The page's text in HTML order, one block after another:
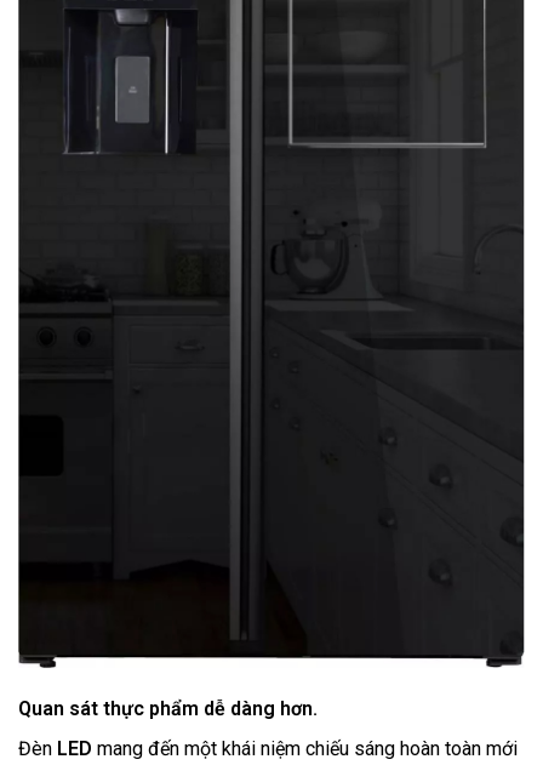
Quan sát thực phẩm dễ dàng hơn.
Đèn LED mang đến một khái niệm chiếu sáng hoàn toàn mới